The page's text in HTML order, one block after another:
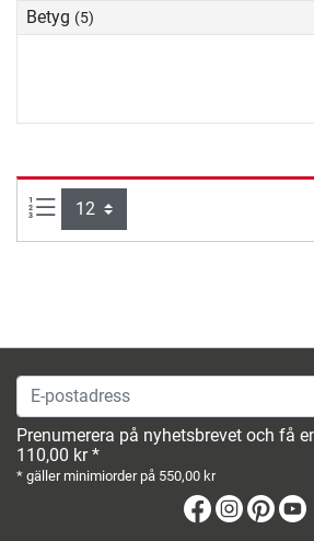
Betyg (5)
produkter per sida:
E-postadress
Prenumerera på nyhetsbrevet och få
110,00 kr *
* gäller minimiorder på 550,00 kr
Facebook
Instagram